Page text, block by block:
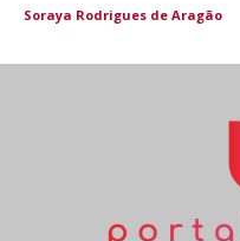
Soraya Rodrigues de Aragão